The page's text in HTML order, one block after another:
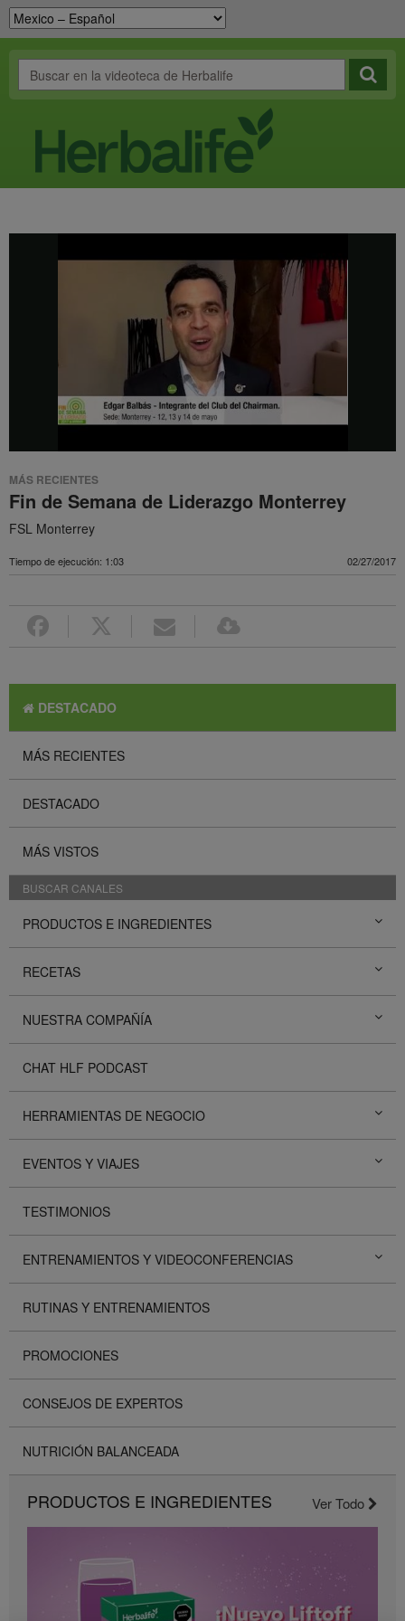
MÁS RECIENTES
Fin de Semana de Liderazgo Monterrey
FSL Monterrey
Tiempo de ejecución: 1:03 02/27/2017
DESTACADO
MÁS RECIENTES
DESTACADO
MÁS VISTOS
BUSCAR CANALES
PRODUCTOS E INGREDIENTES
RECETAS
NUESTRA COMPAÑÍA
CHAT HLF PODCAST
HERRAMIENTAS DE NEGOCIO
EVENTOS Y VIAJES
TESTIMONIOS
ENTRENAMIENTOS Y VIDEOCONFERENCIAS
RUTINAS Y ENTRENAMIENTOS
PROMOCIONES
CONSEJOS DE EXPERTOS
NUTRICIÓN BALANCEADA
PRODUCTOS E INGREDIENTES Ver Todo